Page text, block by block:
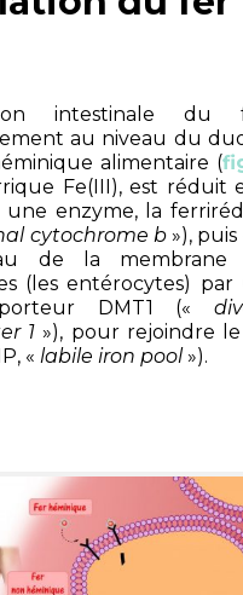
intestinale
au niveau du
alimentaire (
Fe(III), est réduit
une enzyme, la
cytochrome b»), puis
de la membrane
(les entérocytes)
DMT1 («
1 »), pour rejoindre
« labile iron pool»).